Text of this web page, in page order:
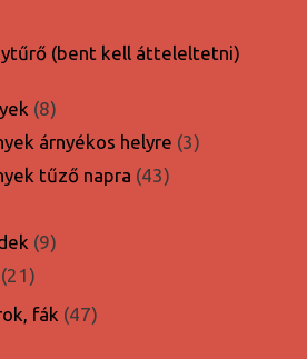
(bent kell átteleltetni)
88
termék
árnyékos helyre 33
tűző napra 4343
99
2121
termék
fák 4747